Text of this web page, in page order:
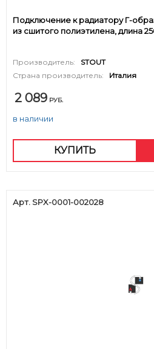
Подключение к радиатору Г-
из сшитого полиэтилена, длина
Производитель:
STOUT
Страна производитель:
Италия
2 089 РУБ.
в наличии
КУПИТЬ
Арт. SPX-0001-002028